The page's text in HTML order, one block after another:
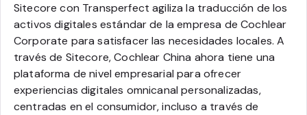
Sitecore con Transperfect agiliza la traducción de los
activos digitales estándar de la empresa de Cochlear
Corporate para satisfacer las necesidades locales. A
través de Sitecore, Cochlear China ahora tiene una
plataforma de nivel empresarial para ofrecer
experiencias digitales omnicanal personalizadas,
centradas en el consumidor, incluso a través de